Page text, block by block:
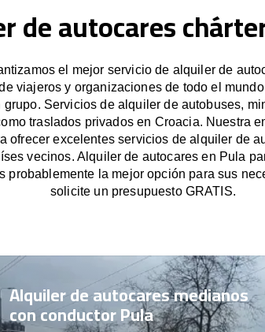
de autocares
el mejor servicio de alquiler de
viajeros y organizaciones de todo el
Servicios de alquiler de autobuses,
traslados privados en Croacia. Nuestra
ofrecer excelentes servicios de alquiler de
vecinos. Alquiler de autocares en Pula
probablemente la mejor opción para sus
solicite un presupuesto GRATIS.
Alquiler de autocares medianos
con conductor Pula